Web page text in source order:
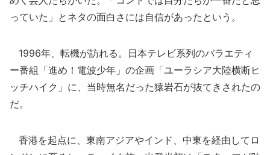
っていた」とネタの面白さには自信があったという。
1996年、転機が訪れる。日本テレビ系列のバラエティ
ー番組「進め！電波少年」の企画「ユーラシア大陸横断ヒ
ッチハイク」に、当時無名だった猿岩石が抜てきされたの
だ。
香港を起点に、東南アジアやインド、中東を経由してロ